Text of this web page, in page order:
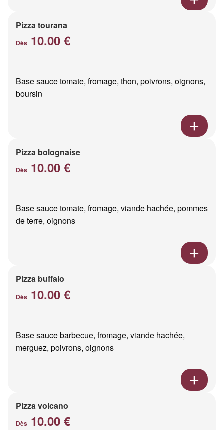
Pizza tourana
Dès 10.00 €
Base sauce tomate, fromage, thon, poivrons, oignons,
boursin
Pizza bolognaise
Dès 10.00 €
Base sauce tomate, fromage, viande hachée, pommes
de terre, oignons
Pizza buffalo
Dès 10.00 €
Base sauce barbecue, fromage, viande hachée,
merguez, poivrons, oignons
Pizza volcano
Dès 10.00 €